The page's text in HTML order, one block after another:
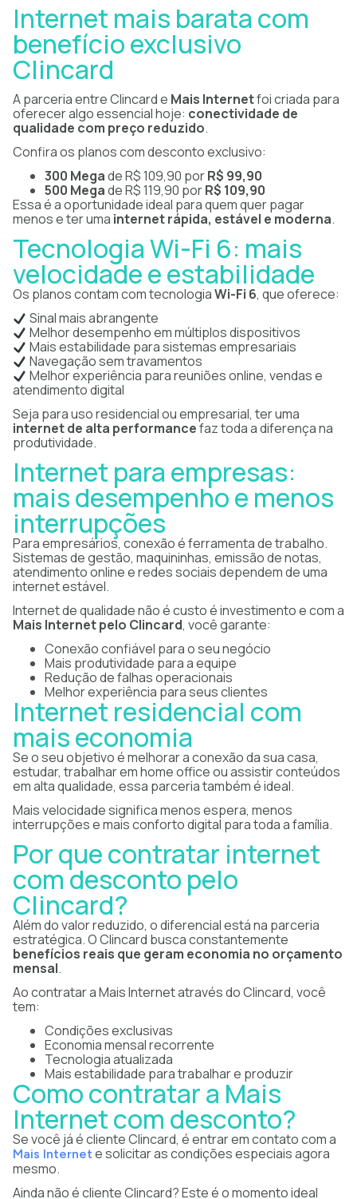
Internet mais barata com
benefício exclusivo
Clincard
A parceria entre Clincard e Mais Internetfoi criada para
oferecer algo essencial hoje: conectividade de
qualidade com preço reduzido.
Confira os planos com desconto exclusivo:
300 Megade R$ 109,90 porR$ 99,90
500 Megade R$ 119,90 porR$ 109,90
Essa é a oportunidade ideal para quem quer pagar
menos e ter uma internet rápida, estável e moderna.
Tecnologia Wi-Fi 6: mais
velocidade e estabilidade
Os planos contam com tecnologiaWi-Fi 6, que oferece:
Sinal mais abrangente
Melhor desempenho em múltiplos dispositivos
Mais estabilidade para sistemas empresariais
Navegação sem travamentos
Melhor experiência para reuniões online, vendas e
atendimento digital
Seja para uso residencial ou empresarial, ter uma
internet de alta performancefaz toda a diferença na
produtividade.
Internet para empresas:
mais desempenho e menos
interrupções
Para empresários, conexão é ferramenta de trabalho.
Sistemas de gestão, maquininhas, emissão de notas,
atendimento online e redes sociais dependem de uma
internet estável.
Internet de qualidade não é custo é investimento e com a
Mais Internet pelo Clincard, você garante:
Conexão confiável para o seu negócio
Mais produtividade para a equipe
Redução de falhas operacionais
Melhor experiência para seus clientes
Internet residencial com
mais economia
Se o seu objetivo é melhorar a conexão da sua casa,
estudar, trabalhar em home office ou assistir conteúdos
em alta qualidade, essa parceria também é ideal.
Mais velocidade significa menos espera, menos
interrupções e mais conforto digital para toda a família.
Por que contratar internet
com desconto pelo
Clincard?
Além do valor reduzido, o diferencial está na parceria
estratégica. O Clincard busca constantemente
benefícios reais que geram economia no orçamento
mensal.
Ao contratar a Mais Internet através do Clincard, você
tem:
Condições exclusivas
Economia mensal recorrente
Tecnologia atualizada
Mais estabilidade para trabalhar e produzir
Como contratar a Mais
Internet com desconto?
Se você já é cliente Clincard, é entrar em contato com a
Mais Internet e solicitar as condições especiais agora
mesmo.
Ainda não é cliente Clincard? Este é o momento ideal